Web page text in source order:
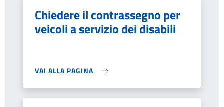
Chiedere il contrassegno per
veicoli a servizio dei disabili
VAI ALLA PAGINA